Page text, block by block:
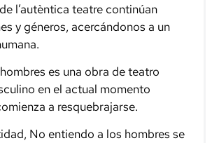
l’autèntica teatre continúan
y géneros, acercándonos a un
es una obra de teatro
en el actual momento
a resquebrajarse.
No entiendo a los hombres se